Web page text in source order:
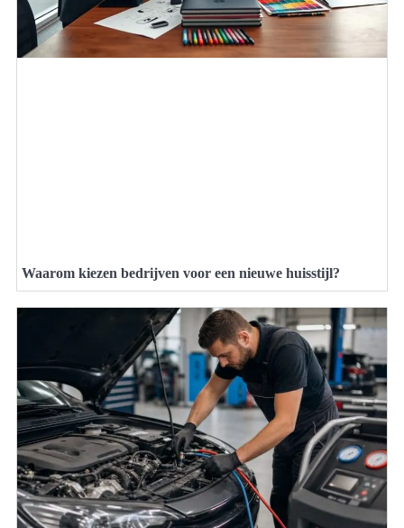
Waarom kiezen bedrijven voor een nieuwe huisstijl?